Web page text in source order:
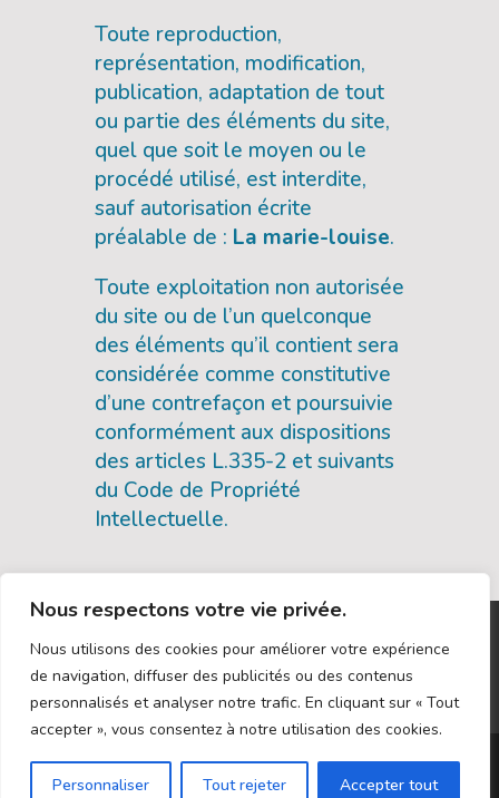
Nous respectons votre vie privée.
Nous utilisons des cookies pour améliorer votre expérience
de navigation, diffuser des publicités ou des contenus
personnalisés et analyser notre trafic. En cliquant sur « Tout
accepter », vous consentez à notre utilisation des cookies.
Personnaliser Tout rejeter Accepter tout
Toute reproduction,
représentation, modification,
publication, adaptation de tout
ou partie des éléments du site,
quel que soit le moyen ou le
procédé utilisé, est interdite,
sauf autorisation écrite
préalable de : La marie-louise.
Toute exploitation non autorisée
du site ou de l’un quelconque
des éléments qu’il contient sera
considérée comme constitutive
d’une contrefaçon et poursuivie
conformément aux dispositions
des articles L.335-2 et suivants
du Code de Propriété
Intellectuelle.
Mentions légales
Politique de confidentialité
Blog
Professionnels